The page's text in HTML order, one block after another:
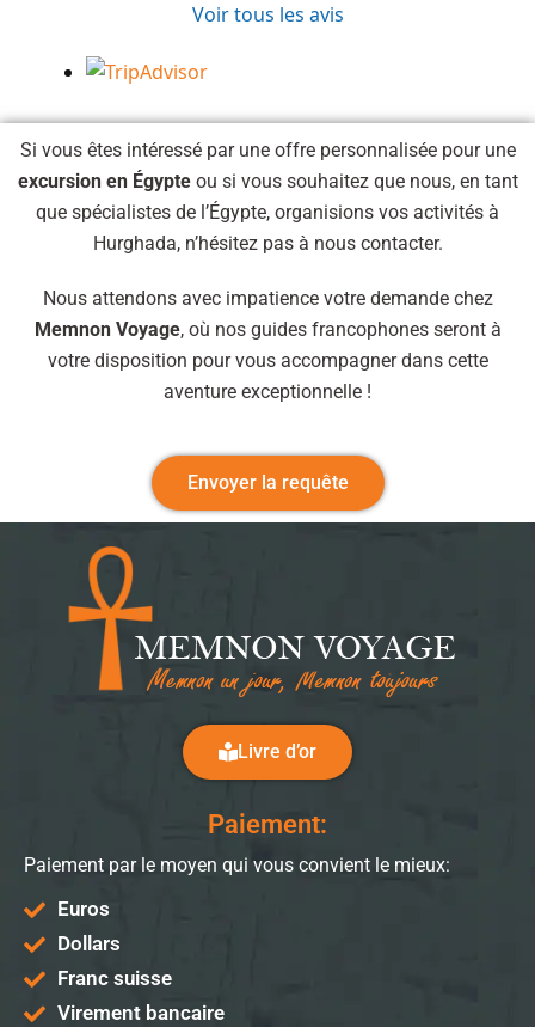
Voir tous les avis
Si vous êtes intéressé par une offre personnalisée pour une
excursion en Égypteou si vous souhaitez que nous, en tant
que spécialistes de l’Égypte, organisions vos activités à
Hurghada, n’hésitez pas à nous contacter.
Nous attendons avec impatience votre demande chez
Memnon Voyage, où nos guides francophones seront à
votre disposition pour vous accompagner dans cette
aventure exceptionnelle !
Envoyer la requête
Livre d’or
Paiement:
Paiement par le moyen qui vous convient le mieux:
Euros
Dollars
Franc suisse
Virement bancaire